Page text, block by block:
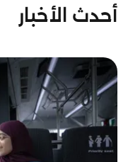
أحدث الأخبار